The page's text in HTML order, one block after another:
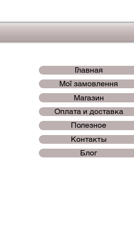
Главная
Мої замовлення
Магазин
Оплата и доставка
Полезное
Контакты
Блог